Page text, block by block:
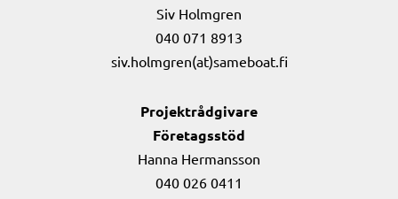
Siv Holmgren
040 071 8913
siv.holmgren(at)sameboat.fi
Projektrådgivare
Företagsstöd
Hanna Hermansson
040 026 0411